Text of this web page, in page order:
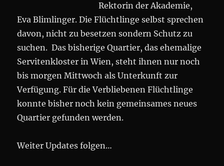
Rektorin der Akademie,
Eva Blimlinger. Die Flüchtlinge selbst sprechen
davon, nicht zu besetzen sondern Schutz zu
suchen. Das bisherige Quartier, das ehemalige
Servitenkloster in Wien, steht ihnen nur noch
bis morgen Mittwoch als Unterkunft zur
Verfügung. Für die Verbliebenen Flüchtlinge
konnte bisher noch kein gemeinsames neues
Quartier gefunden werden.
Weiter Updates folgen…